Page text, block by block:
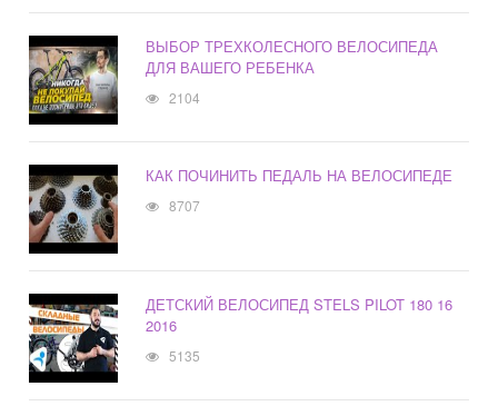
ВЫБОР ТРЕХКОЛЕСНОГО ВЕЛОСИПЕДА
ДЛЯ ВАШЕГО РЕБЕНКА
2104
КАК ПОЧИНИТЬ ПЕДАЛЬ НА ВЕЛОСИПЕДЕ
8707
ДЕТСКИЙ ВЕЛОСИПЕД STELS PILOT 180 16
2016
5135